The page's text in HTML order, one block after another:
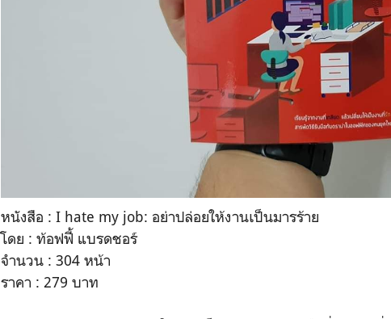
หนังสือ : I hate my job: อย่าปล่อยให้งานเป็นมารร้าย
โดย : ท้อฟฟี้ แบรดชอร์
จำนวน : 304 หน้า
ราคา : 279 บาท